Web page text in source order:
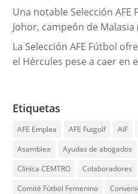
Una notable Selección AFE
Johor, campeón de Malasia
La Selección AFE Fútbol
el Hércules pese a caer en
Etiquetas
AFE Emplea AFE Futgolf AIF
Asamblea
Ayudas de abogados
Clínica CEMTRO
Colaboradores
Comité Fútbol Femenino